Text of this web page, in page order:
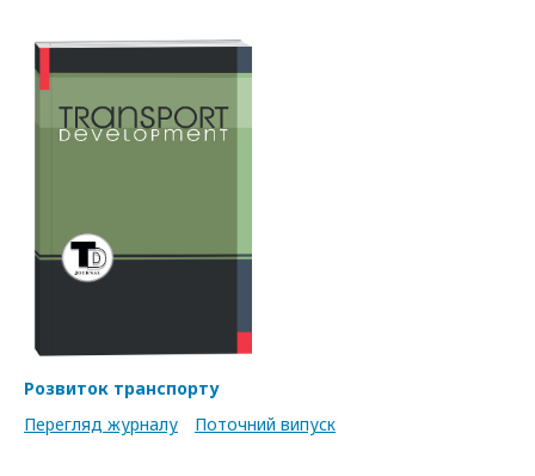
Розвиток транспорту
Перегляд журналу
Поточний випуск